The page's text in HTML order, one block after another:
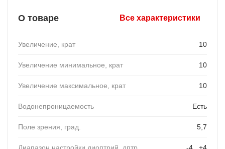
О товаре Все характеристики
Увеличение, крат 10
Увеличение минимальное, крат 10
Увеличение максимальное, крат 10
Водонепроницаемость Есть
Поле зрения, град. 5,7